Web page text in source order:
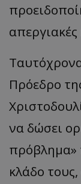
απεργιακές
Πρόεδρο
να δώσει
πρόβλημα»
κλάδο